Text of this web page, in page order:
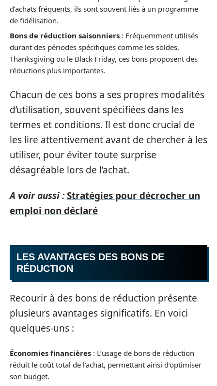
d’achats fréquents, ils sont souvent liés à un programme
de fidélisation.
Bons de réduction saisonniers : Fréquemment utilisés
durant des périodes spécifiques comme les soldes,
Thanksgiving ou le Black Friday, ces bons proposent des
réductions plus importantes.
Chacun de ces bons a ses propres modalités
d’utilisation, souvent spécifiées dans les
termes et conditions. Il est donc crucial de
les lire attentivement avant de chercher à les
utiliser, pour éviter toute surprise
désagréable lors de l’achat.
A voir aussi :Stratégies pour décrocher un
emploi non déclaré
LES AVANTAGES DES BONS DE
RÉDUCTION
Recourir à des bons de réduction présente
plusieurs avantages significatifs. En voici
quelques-uns :
Économies financières : L’usage de bons de réduction
réduit le coût total de l’achat, permettant ainsi d’optimiser
son budget.